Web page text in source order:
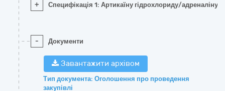
+ Специфікація 1: Артикаїну гідрохлориду/
- Документи
Завантажити архівом
Тип документа: Оголошення про проведення
закупівлі